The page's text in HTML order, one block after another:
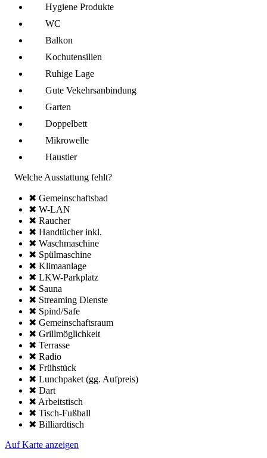
Hygiene Produkte
WC
Balkon
Kochutensilien
Ruhige Lage
Gute Vekehrsanbindung
Garten
Doppelbett
Mikro­welle
Haustier
Welche Ausstattung fehlt?
✖ Gemeinschafts­bad
✖ W-LAN
✖ Raucher
✖ Handtücher inkl.
✖ Wasch­maschine
✖ Spül­maschine
✖ Klima­anlage
✖ LKW-Parkplatz
✖ Sauna
✖ Streaming Dienste
✖ Spind/Safe
✖ Gemeinschafts­raum
✖ Grillmöglich­keit
✖ Terrasse
✖ Radio
✖ Frühstück
✖ Lunchpaket (gg. Aufpreis)
✖ Dart
✖ Arbeitstisch
✖ Tisch-Fußball
✖ Billiardtisch
Auf Karte anzeigen